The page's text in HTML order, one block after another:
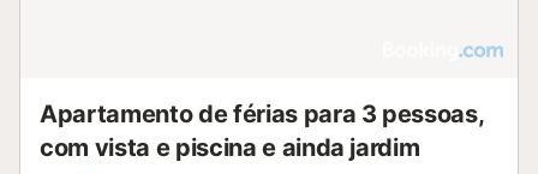
Apartamento de férias para 3 pessoas,
com vista e piscina e ainda jardim